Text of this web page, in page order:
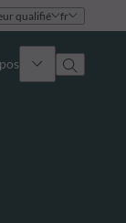
qualifié fr